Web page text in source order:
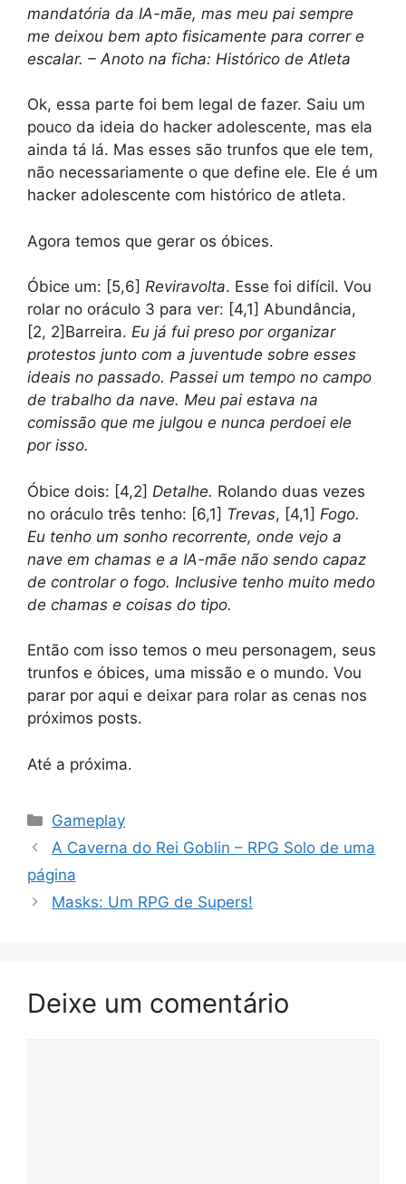
mandatória da IA-mãe, mas meu pai sempre
me deixou bem apto fisicamente para correr e
escalar. – Anoto na ficha: Histórico de Atleta
Ok, essa parte foi bem legal de fazer. Saiu um
pouco da ideia do hacker adolescente, mas ela
ainda tá lá. Mas esses são trunfos que ele tem,
não necessariamente o que define ele. Ele é um
hacker adolescente com histórico de atleta.
Agora temos que gerar os óbices.
Óbice um: [5,6] Reviravolta. Esse foi difícil. Vou
rolar no oráculo 3 para ver: [4,1] Abundância,
[2, 2]Barreira. Eu já fui preso por organizar
protestos junto com a juventude sobre esses
ideais no passado. Passei um tempo no campo
de trabalho da nave. Meu pai estava na
comissão que me julgou e nunca perdoei ele
por isso.
Óbice dois: [4,2] Detalhe. Rolando duas vezes
no oráculo três tenho: [6,1] Trevas, [4,1] Fogo.
Eu tenho um sonho recorrente, onde vejo a
nave em chamas e a IA-mãe não sendo capaz
de controlar o fogo. Inclusive tenho muito medo
de chamas e coisas do tipo.
Então com isso temos o meu personagem, seus
trunfos e óbices, uma missão e o mundo. Vou
parar por aqui e deixar para rolar as cenas nos
próximos posts.
Até a próxima.
Categorias
Gameplay
A Caverna do Rei Goblin – RPG Solo de uma
página
Masks: Um RPG de Supers!
Deixe um comentário